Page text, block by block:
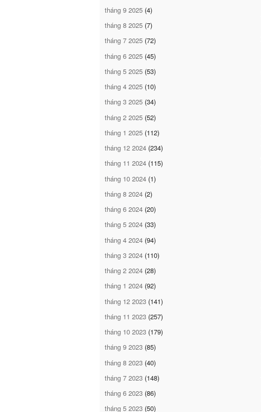
tháng 9 2025 (4)
tháng 8 2025 (7)
tháng 7 2025 (72)
tháng 6 2025 (45)
tháng 5 2025 (53)
tháng 4 2025 (10)
tháng 3 2025 (34)
tháng 2 2025 (52)
tháng 1 2025 (112)
tháng 12 2024 (234)
tháng 11 2024 (115)
tháng 10 2024 (1)
tháng 8 2024 (2)
tháng 6 2024 (20)
tháng 5 2024 (33)
tháng 4 2024 (94)
tháng 3 2024 (110)
tháng 2 2024 (28)
tháng 1 2024 (92)
tháng 12 2023 (141)
tháng 11 2023 (257)
tháng 10 2023 (179)
tháng 9 2023 (85)
tháng 8 2023 (40)
tháng 7 2023 (148)
tháng 6 2023 (86)
tháng 5 2023 (50)